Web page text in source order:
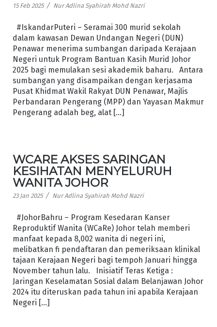
15 Feb 2025 / Nur Adlina Syahirah Mohd Nazri
#IskandarPuteri – Seramai 300 murid sekolah
dalam kawasan Dewan Undangan Negeri (DUN)
Penawar menerima sumbangan daripada Kerajaan
Negeri untuk Program Bantuan Kasih Murid Johor
2025 bagi memulakan sesi akademik baharu. Antara
sumbangan yang disampaikan dengan kerjasama
Pusat Khidmat Wakil Rakyat DUN Penawar, Majlis
Perbandaran Pengerang (MPP) dan Yayasan Makmur
Pengerang adalah beg, alat […]
WCARE AKSES SARINGAN
KESIHATAN MENYELURUH
WANITA JOHOR
23 Jan 2025 / Nur Adlina Syahirah Mohd Nazri
#JohorBahru – Program Kesedaran Kanser
Reproduktif Wanita (WCaRe) Johor telah memberi
manfaat kepada 8,002 wanita di negeri ini,
melibatkan fi pendaftaran dan pemeriksaan klinikal
tajaan Kerajaan Negeri bagi tempoh Januari hingga
November tahun lalu. Inisiatif Teras Ketiga :
Jaringan Keselamatan Sosial dalam Belanjawan Johor
2024 itu diteruskan pada tahun ini apabila Kerajaan
Negeri […]